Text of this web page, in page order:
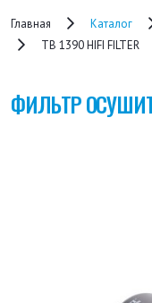
Главная Каталог
TB 1390 HIFI FILTER
ФИЛЬТР